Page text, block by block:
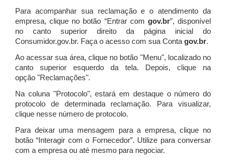
Para acompanhar sua reclamação e o atendimento da
empresa, clique no botão “Entrar com gov.br”, disponível
no canto superior direito da página inicial do
Consumidor.gov.br. Faça o acesso com sua Contagov.br.
Ao acessar sua área, clique no botão "Menu", localizado no
canto superior esquerdo da tela. Depois, clique na
opção "Reclamações".
Na coluna "Protocolo", estará em destaque o número do
protocolo de determinada reclamação. Para visualizar,
clique nesse número de protocolo.
Para deixar uma mensagem para a empresa, clique no
botão “Interagir com o Fornecedor”. Utilize para conversar
com a empresa ou até mesmo para negociar.